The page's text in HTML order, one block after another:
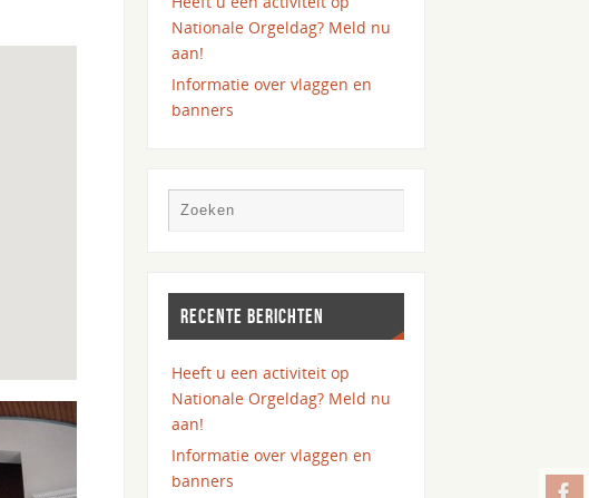
Nationale Orgeldag? Meld nu
aan!
Informatie over vlaggen en
banners
RECENTE BERICHTEN
Heeft u een activiteit op
Nationale Orgeldag? Meld nu
aan!
Informatie over vlaggen en
banners